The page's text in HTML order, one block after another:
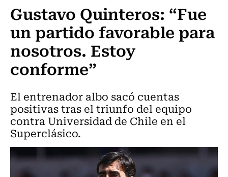
Gustavo Quinteros: “Fue
un partido favorable para
nosotros. Estoy
conforme”
El entrenador albo sacó cuentas
positivas tras el triunfo del equipo
contra Universidad de Chile en el
Superclásico.